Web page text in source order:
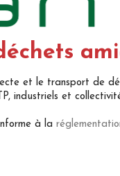
et le transport de
industriels et
à la